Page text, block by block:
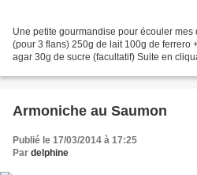
Une petite gourmandise pour écouler mes
(pour 3 flans) 250g de lait 100g de ferrero
agar 30g de sucre (facultatif) Suite en
Armoniche au Saumon
Publié le 17/03/2014 à 17:25
Par delphine